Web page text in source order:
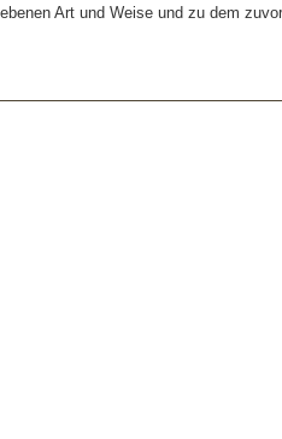
Art und Weise und zu dem